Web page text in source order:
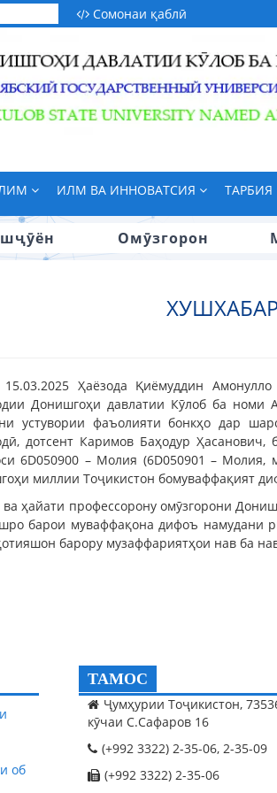
Сомонаи қаблӣ
ИЛМ ВА ИННОВАТСИЯ ТАРБИЯ
Омӯзгорон
15.03.2025 Ҳаёзода Қиёмуддин
Донишгоҳи давлатии Кӯлоб ба номи
устувории фаъолияти бонкҳо дар
дотсент Каримов Баҳодур
6D050900 – Молия (6D050901 –
миллии Тоҷикистон бомуваффақият
ва ҳайати профессорону омӯзгорони
барои муваффақона дифоъ намудани
барору музаффариятҳои нав ба
об
ТАМОС
Ҷумҳурии Тоҷикистон,
кӯчаи С.Сафаров 16
(+992 3322) 2-35-06, 2-35-09
(+992 3322) 2-35-06